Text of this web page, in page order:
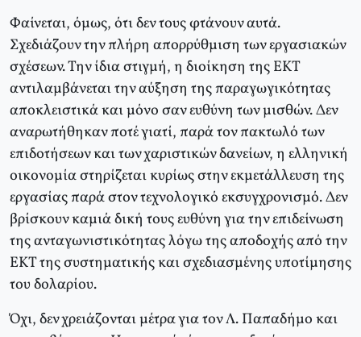
Φαίνεται, όμως, ότι δεν τους φτάνουν αυτά.
Σχεδιάζουν την πλήρη απορρύθμιση των εργασιακών
σχέσεων. Την ίδια στιγμή, η διοίκηση της ΕΚΤ
αντιλαμβάνεται την αύξηση της παραγωγικότητας
αποκλειστικά και μόνο σαν ευθύνη των μισθών. Δεν
αναρωτήθηκαν ποτέ γιατί, παρά τον πακτωλό των
επιδοτήσεων και των χαριστικών δανείων, η ελληνική
οικονομία στηρίζεται κυρίως στην εκμετάλλευση της
εργασίας παρά στον τεχνολογικό εκσυγχρονισμό. Δεν
βρίσκουν καμιά δική τους ευθύνη για την επιδείνωση
της ανταγωνιστικότητας λόγω της αποδοχής από την
ΕΚΤ της συστηματικής και σχεδιασμένης υποτίμησης
του δολαρίου.
Όχι, δεν χρειάζονται μέτρα για τον Λ. Παπαδήμο και